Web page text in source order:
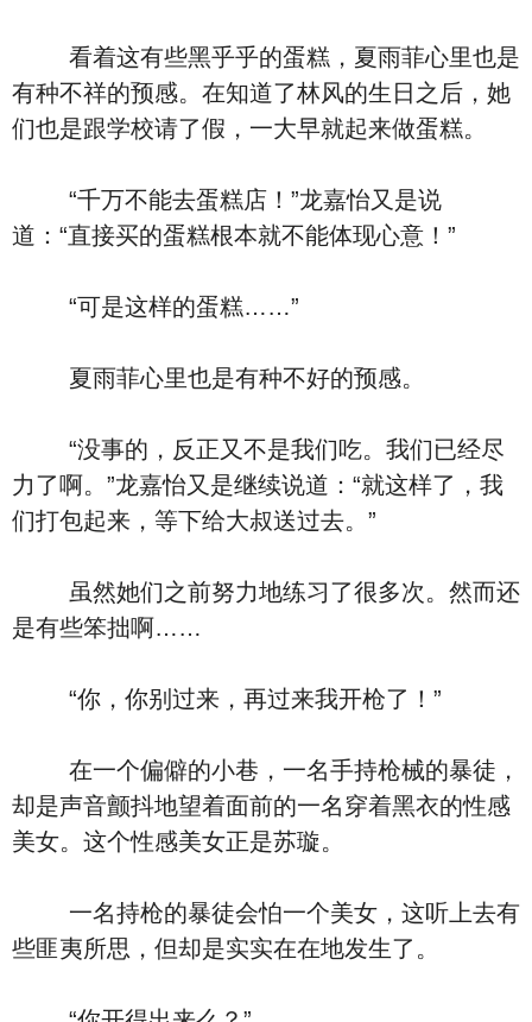
看着这有些黑乎乎的蛋糕，夏雨菲心里也是
有种不祥的预感。在知道了林风的生日之后，她
们也是跟学校请了假，一大早就起来做蛋糕。
“千万不能去蛋糕店！”龙嘉怡又是说
道：“直接买的蛋糕根本就不能体现心意！”
“可是这样的蛋糕……”
夏雨菲心里也是有种不好的预感。
“没事的，反正又不是我们吃。我们已经尽
力了啊。”龙嘉怡又是继续说道：“就这样了，我
们打包起来，等下给大叔送过去。”
虽然她们之前努力地练习了很多次。然而还
是有些笨拙啊……
“你，你别过来，再过来我开枪了！”
在一个偏僻的小巷，一名手持枪械的暴徒，
却是声音颤抖地望着面前的一名穿着黑衣的性感
美女。这个性感美女正是苏璇。
一名持枪的暴徒会怕一个美女，这听上去有
些匪夷所思，但却是实实在在地发生了。